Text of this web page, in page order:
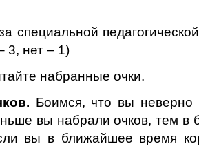
специальной
3, нет – 1)
набранные очки.
Боимся, что вы неверно
вы набрали очков, тем в
вы в ближайшее время